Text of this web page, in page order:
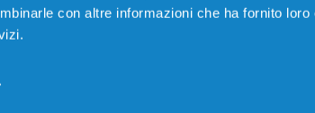
con altre informazioni che ha fornito